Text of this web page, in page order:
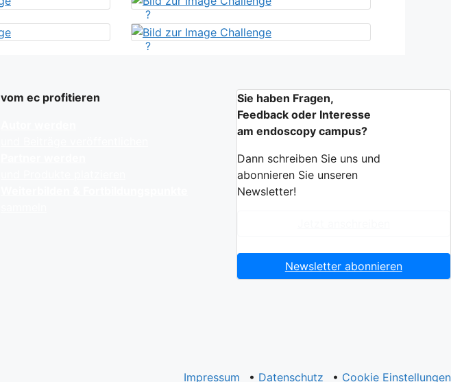
?
?
vom ec profitieren
Sie haben Fragen,
Feedback oder Interesse
am endoscopy campus?
Dann schreiben Sie uns und
abonnieren Sie unseren
Newsletter!
Newsletter abonnieren
Impressum • Datenschutz • Cookie Einstellungen